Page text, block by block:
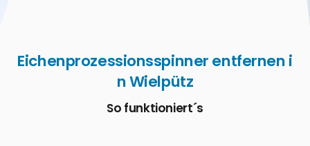
Eichenprozessionsspinner entfernen i
n Wielpütz
So funktioniert´s